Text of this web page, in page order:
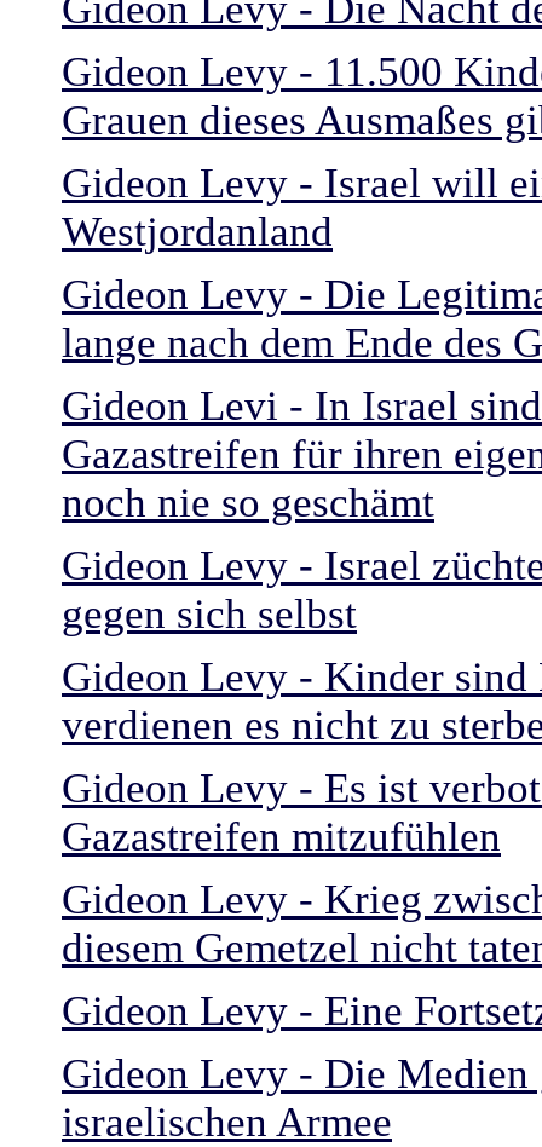
Gideon Levy - 11.500
Grauen dieses Ausmaßes
Gideon Levy - Israel will
Westjordanland
Gideon Levy - Die
lange nach dem Ende des
Gideon Levi - In Israel
Gazastreifen für ihren
noch nie so geschämt
Gideon Levy - Israel
gegen sich selbst
Gideon Levy - Kinder sind
verdienen es nicht zu
Gideon Levy - Es ist
Gazastreifen mitzufühlen
Gideon Levy - Krieg
diesem Gemetzel nicht
Gideon Levy - Eine
Gideon Levy - Die Medien
israelischen Armee